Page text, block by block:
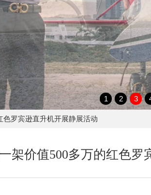
1 2 3
色罗宾逊直升机开展静展活动
架价值500多万的红色罗